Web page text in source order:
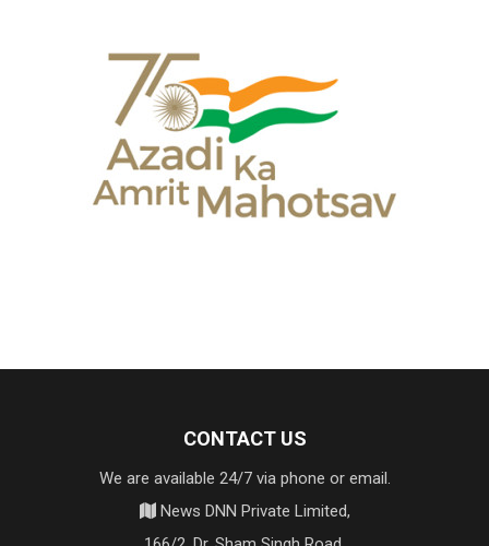
CONTACT US
We are available 24/7 via phone or email.
News DNN Private Limited,